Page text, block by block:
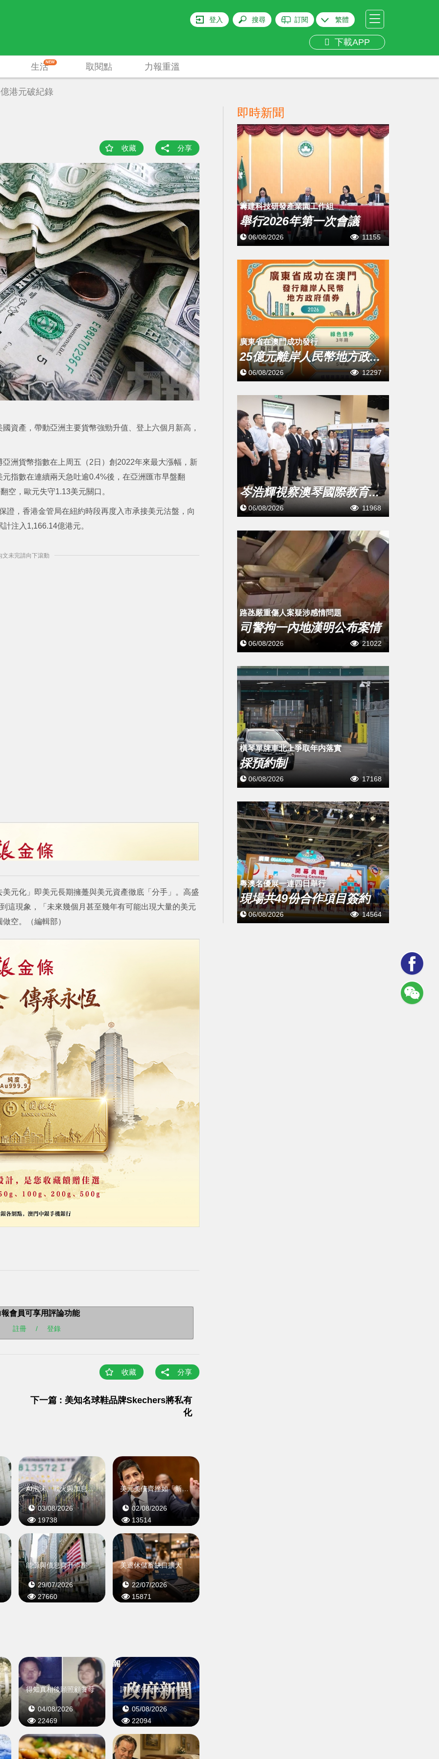
登入 搜尋 訂閱 繁體
下載APP
生活NEW 取閱點 力報重溫
港元破紀錄
收藏 分享
資產，帶動亞洲主要貨幣強勁升值、登上六個月新高，
洲貨幣指數在上周五（2日）創2022年來最大漲幅，新
指數在連續兩天急吐逾0.4%後，在亞洲匯市早盤翻
空，歐元失守1.13美元關口。
證，香港金管局在紐約時段再度入市承接美元沽盤，向
注入1,166.14億港元。
文未完請向下滾動
元化」即美元長期擁躉與美元資產徹底「分手」。高盛
這現象，「未來幾個月甚至幾年有可能出現大量的美元
空。（編輯部）
會員可享用評論功能
註冊 / 登錄
收藏 分享
下一篇 : 美知名球鞋品牌Skechers將私有
化
AI泡沫、戰火與加息陰霾未散
03/08/2026
19738
美元美債齊挫如「新興市場」
02/08/2026
13514
能源與債息齊升添壓
29/07/2026
27660
美退休儲蓄缺口擴大
22/07/2026
15871
得知真相後願照顧養母
04/08/2026
22469
譚麗霞任財政局副局長
05/08/2026
22094
即時新聞
籌建科技研發產業園工作組
舉行2026年第一次會議
06/08/2026 11155
廣東省在澳門成功發行
25億元離岸人民幣地方政...
06/08/2026 12297
岑浩輝視察澳琴國際教育...
06/08/2026 11968
​路氹嚴重傷人案疑涉感情問題
司警拘一內地漢明公布案情
06/08/2026 21022
橫琴單牌車北上爭取年内落實
採預約制
06/08/2026 17168
粵澳名優展一連四日舉行
現場共49份合作項目簽約
06/08/2026 14564